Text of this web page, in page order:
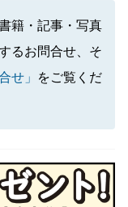
籍・記事・写真
るお問合せ、そ
せ」
をご覧くだ